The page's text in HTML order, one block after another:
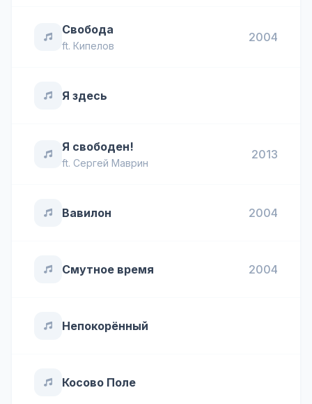
Свобода
ft. Кипелов
2004
Я здесь
Я свободен!
ft. Сергей Маврин
2013
Вавилон 2004
Смутное время 2004
Непокорённый
Косово Поле